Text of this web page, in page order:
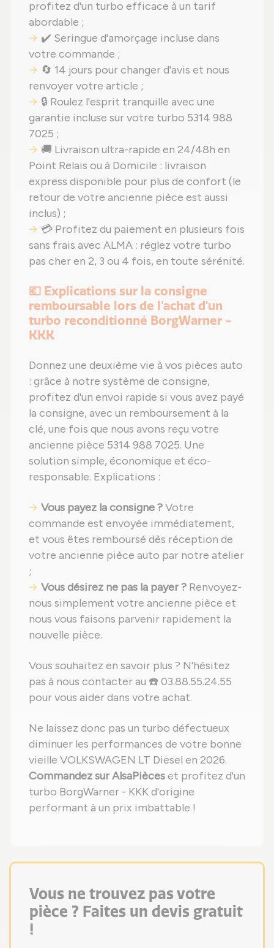
profitez d'un turbo efficace à un tarif
abordable ;
✔️ Seringue d'amorçage incluse dans
votre commande ;
🔄 14 jours pour changer d'avis et nous
renvoyer votre article ;
🔒 Roulez l'esprit tranquille avec une
garantie incluse sur votre turbo 5314 988
7025 ;
🚚 Livraison ultra-rapide en 24/48h en
Point Relais ou à Domicile : livraison
express disponible pour plus de confort (le
retour de votre ancienne pièce est aussi
inclus) ;
💳 Profitez du paiement en plusieurs fois
sans frais avec ALMA : réglez votre turbo
pas cher en 2, 3 ou 4 fois, en toute sérénité.
💶 Explications sur la consigne
remboursable lors de l'achat d'un
turbo reconditionné BorgWarner -
KKK
Donnez une deuxième vie à vos pièces auto
: grâce à notre système de consigne,
profitez d'un envoi rapide si vous avez payé
la consigne, avec un remboursement à la
clé, une fois que nous avons reçu votre
ancienne pièce 5314 988 7025. Une
solution simple, économique et éco-
responsable. Explications :
Vous payez la consigne ?Votre
commande est envoyée immédiatement,
et vous êtes remboursé dès réception de
votre ancienne pièce auto par notre atelier
;
Vous désirez ne pas la payer ? Renvoyez-
nous simplement votre ancienne pièce et
nous vous faisons parvenir rapidement la
nouvelle pièce.
Vous souhaitez en savoir plus ? N'hésitez
pas à nous contacter au ☎️ 03.88.55.24.55
pour vous aider dans votre achat.
Ne laissez donc pas un turbo défectueux
diminuer les performances de votre bonne
vieille VOLKSWAGEN LT Diesel en 2026.
Commandez sur AlsaPièceset profitez d'un
turbo BorgWarner - KKK d'origine
performant à un prix imbattable !
Vous ne trouvez pas votre
pièce ? Faites un devis gratuit
!